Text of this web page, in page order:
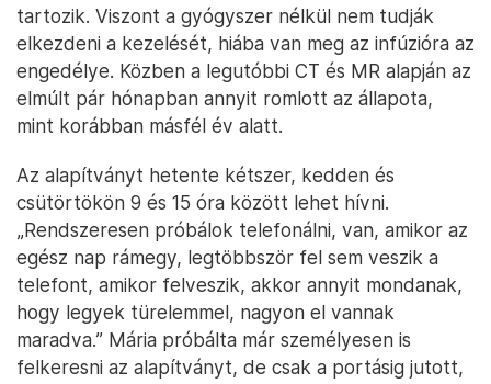
tartozik. Viszont a gyógyszer nélkül nem tudják
elkezdeni a kezelését, hiába van meg az infúzióra az
engedélye. Közben a legutóbbi CT és MR alapján az
elmúlt pár hónapban annyit romlott az állapota,
mint korábban másfél év alatt.
Az alapítványt hetente kétszer, kedden és
csütörtökön 9 és 15 óra között lehet hívni.
„Rendszeresen próbálok telefonálni, van, amikor az
egész nap rámegy, legtöbbször fel sem veszik a
telefont, amikor felveszik, akkor annyit mondanak,
hogy legyek türelemmel, nagyon el vannak
maradva.” Mária próbálta már személyesen is
felkeresni az alapítványt, de csak a portásig jutott,